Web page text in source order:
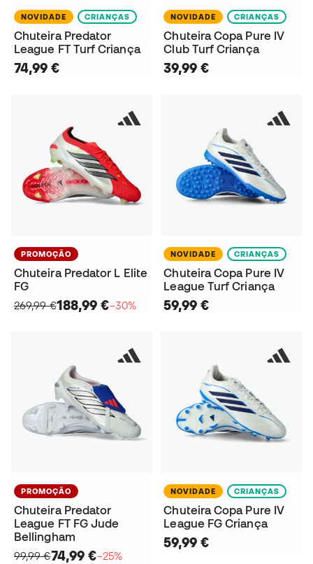
NOVIDADE CRIANÇAS
Chuteira Predator
League FT Turf Criança
74,99 €
NOVIDADE CRIANÇAS
Chuteira Copa Pure IV
Club Turf Criança
39,99 €
PROMOÇÃO
Chuteira Predator L Elite
FG
269,99 €188,99 €−30%
NOVIDADE CRIANÇAS
Chuteira Copa Pure IV
League Turf Criança
59,99 €
PROMOÇÃO
Chuteira Predator
League FT FG Jude
Bellingham
99,99 €74,99 €−25%
NOVIDADE CRIANÇAS
Chuteira Copa Pure IV
League FG Criança
59,99 €